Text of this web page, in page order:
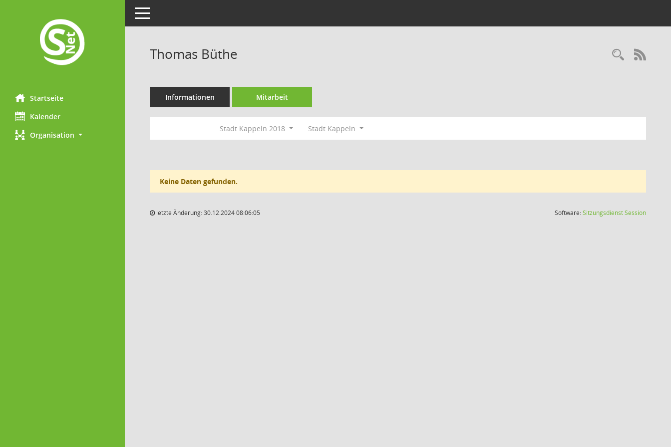
Startseite
Kalender
Organisation
Toggle navigation
Thomas Büthe
Informationen Mitarbeit
Stadt Kappeln 2018 Stadt Kappeln
Keine Daten gefunden.
letzte Änderung: 30.12.2024 08:06:05 Software:SitzungsdienstSession(Wird in